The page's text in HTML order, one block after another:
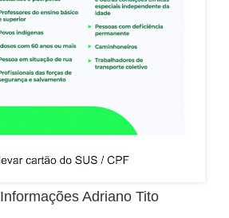
Informações Adriano Tito